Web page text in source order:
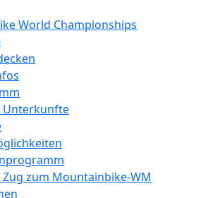
World Championships
Unterkunfte
zum Mountainbike-WM